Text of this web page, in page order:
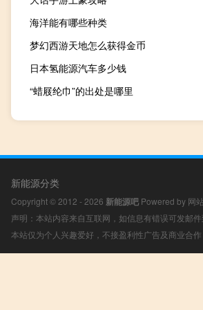
海洋能有哪些种类
梦幻西游天地怎么获得金币
日本氢能源汽车多少钱
“蜡屐纶巾”的出处是哪里
新能源分类
Copyright © 2012 - 2026 新能源吧 Powered by 网
声明：本站内容来自互联网，如信息有错误可发邮
本站仅为个人兴趣爱好，不接盈利性广告及商业合作